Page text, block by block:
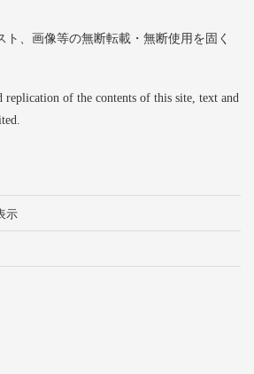
ト、画像等の無断転載・無断使用を固く
replication of the contents of this site, text and
示